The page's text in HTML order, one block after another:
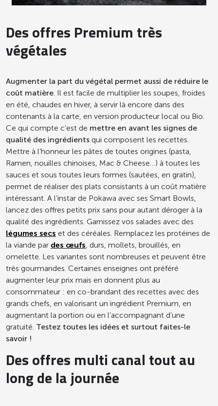
Des offres Premium très
végétales
Augmenter la part du végétal permet aussi de réduire le
coût matière. Il est facile de multiplier les soupes, froides
en été, chaudes en hiver, à servir là encore dans des
contenants à la carte, en version producteur local ou Bio.
Ce qui compte c’est de mettre en avant les signes de
qualité des ingrédients qui composent les recettes.
Mettre à l’honneur les pâtes de toutes origines (pasta,
Ramen, nouilles chinoises, Mac & Cheese…) à toutes les
sauces et sous toutes leurs formes (sautées, en gratin),
permet de réaliser des plats consistants à un coût matière
intéressant. A l’instar de Pokawa avec ses Smart Bowls,
lancez des offres petits prix sans pour autant déroger à la
qualité des ingrédients. Garnissez vos salades avec des
légumes secs et des céréales. Remplacez les protéines de
la viande par des œufs, durs, mollets, brouillés, en
omelette. Les variantes sont nombreuses et peuvent être
très gourmandes. Certaines enseignes ont préféré
augmenter leur prix mais en donnent plus au
consommateur : en co-brandant des recettes avec des
grands chefs, en valorisant un ingrédient Premium, en
augmentant la portion ou en l’accompagnant d’une
gratuité. Testez toutes les idées et surtout faites-le
savoir !
Des offres multi canal tout au
long de la journée